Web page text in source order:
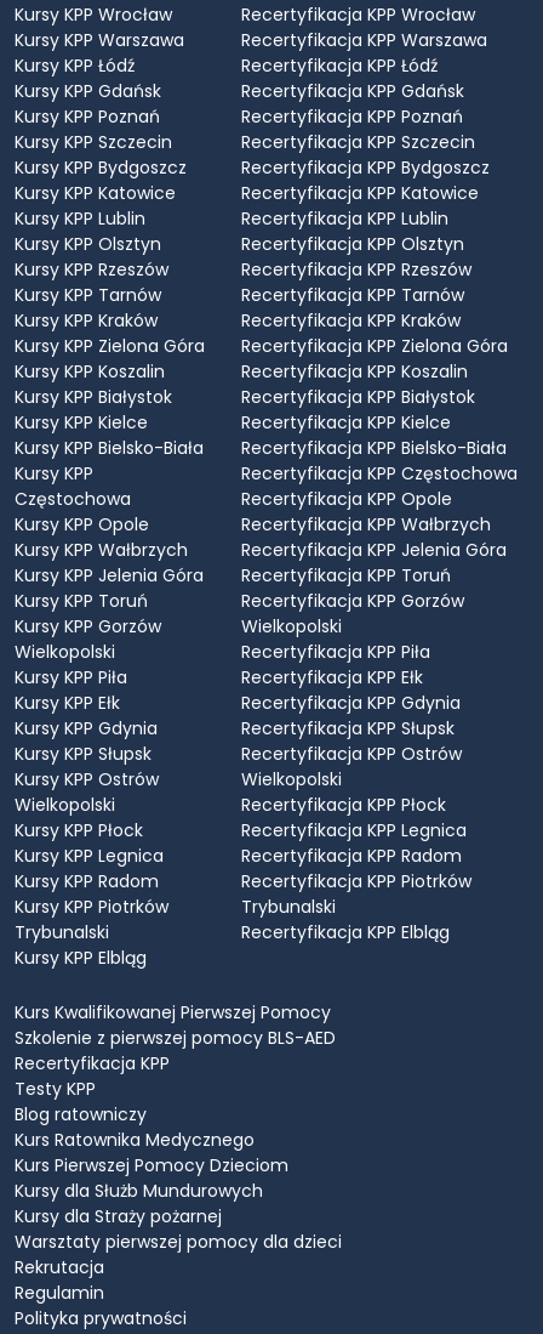
Kursy KPP Wrocław
Kursy KPP Warszawa
Kursy KPP Łódź
Kursy KPP Gdańsk
Kursy KPP Poznań
Kursy KPP Szczecin
Kursy KPP Bydgoszcz
Kursy KPP Katowice
Kursy KPP Lublin
Kursy KPP Olsztyn
Kursy KPP Rzeszów
Kursy KPP Tarnów
Kursy KPP Kraków
Kursy KPP Zielona Góra
Kursy KPP Koszalin
Kursy KPP Białystok
Kursy KPP Kielce
Kursy KPP Bielsko-Biała
Kursy KPP
Częstochowa
Kursy KPP Opole
Kursy KPP Wałbrzych
Kursy KPP Jelenia Góra
Kursy KPP Toruń
Kursy KPP Gorzów
Wielkopolski
Kursy KPP Piła
Kursy KPP Ełk
Kursy KPP Gdynia
Kursy KPP Słupsk
Kursy KPP Ostrów
Wielkopolski
Kursy KPP Płock
Kursy KPP Legnica
Kursy KPP Radom
Kursy KPP Piotrków
Trybunalski
Kursy KPP Elbląg
Recertyfikacja KPP Wrocław
Recertyfikacja KPP Warszawa
Recertyfikacja KPP Łódź
Recertyfikacja KPP Gdańsk
Recertyfikacja KPP Poznań
Recertyfikacja KPP Szczecin
Recertyfikacja KPP Bydgoszcz
Recertyfikacja KPP Katowice
Recertyfikacja KPP Lublin
Recertyfikacja KPP Olsztyn
Recertyfikacja KPP Rzeszów
Recertyfikacja KPP Tarnów
Recertyfikacja KPP Kraków
Recertyfikacja KPP Zielona Góra
Recertyfikacja KPP Koszalin
Recertyfikacja KPP Białystok
Recertyfikacja KPP Kielce
Recertyfikacja KPP Bielsko-Biała
Recertyfikacja KPP Częstochowa
Recertyfikacja KPP Opole
Recertyfikacja KPP Wałbrzych
Recertyfikacja KPP Jelenia Góra
Recertyfikacja KPP Toruń
Recertyfikacja KPP Gorzów
Wielkopolski
Recertyfikacja KPP Piła
Recertyfikacja KPP Ełk
Recertyfikacja KPP Gdynia
Recertyfikacja KPP Słupsk
Recertyfikacja KPP Ostrów
Wielkopolski
Recertyfikacja KPP Płock
Recertyfikacja KPP Legnica
Recertyfikacja KPP Radom
Recertyfikacja KPP Piotrków
Trybunalski
Recertyfikacja KPP Elbląg
Kurs Kwalifikowanej Pierwszej Pomocy
Szkolenie z pierwszej pomocy BLS-AED
Recertyfikacja KPP
Testy KPP
Blog ratowniczy
Kurs Ratownika Medycznego
Kurs Pierwszej Pomocy Dzieciom
Kursy dla Służb Mundurowych
Kursy dla Straży pożarnej
Warsztaty pierwszej pomocy dla dzieci
Rekrutacja
Regulamin
Polityka prywatności